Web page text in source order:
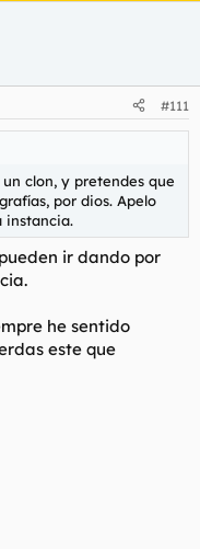
#111
clon, y pretendes que
por dios. Apelo
instancia.
ir dando por
he sentido
este que